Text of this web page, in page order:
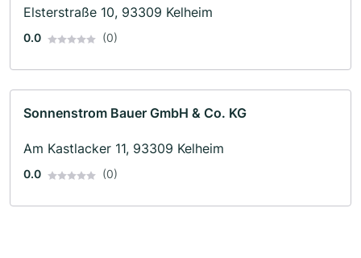
Elsterstraße 10, 93309 Kelheim
0.0 (0)
Sonnenstrom Bauer GmbH & Co. KG
Am Kastlacker 11, 93309 Kelheim
0.0 (0)